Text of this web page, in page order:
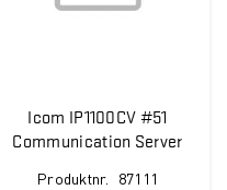
Icom IP1100CV #51
Communication Server
Produktnr. 87111